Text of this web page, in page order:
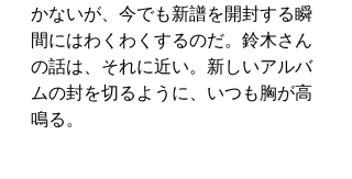
かないが、今でも新譜を開封する瞬
間にはわくわくするのだ。鈴木さん
の話は、それに近い。新しいアルバ
ムの封を切るように、いつも胸が高
鳴る。